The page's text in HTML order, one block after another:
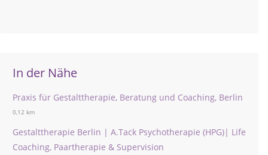
In der Nähe
Praxis für Gestalttherapie, Beratung und Coaching, Berlin
0,12 km
Gestalttherapie Berlin | A.Tack Psychotherapie (HPG)| Life
Coaching, Paartherapie & Supervision